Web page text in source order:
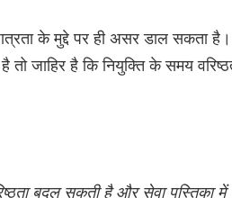
के मुद्दे पर ही असर डाल सकता है।
जाहिर है कि नियुक्ति के समय
बदल सकती है और सेवा पुस्तिका में